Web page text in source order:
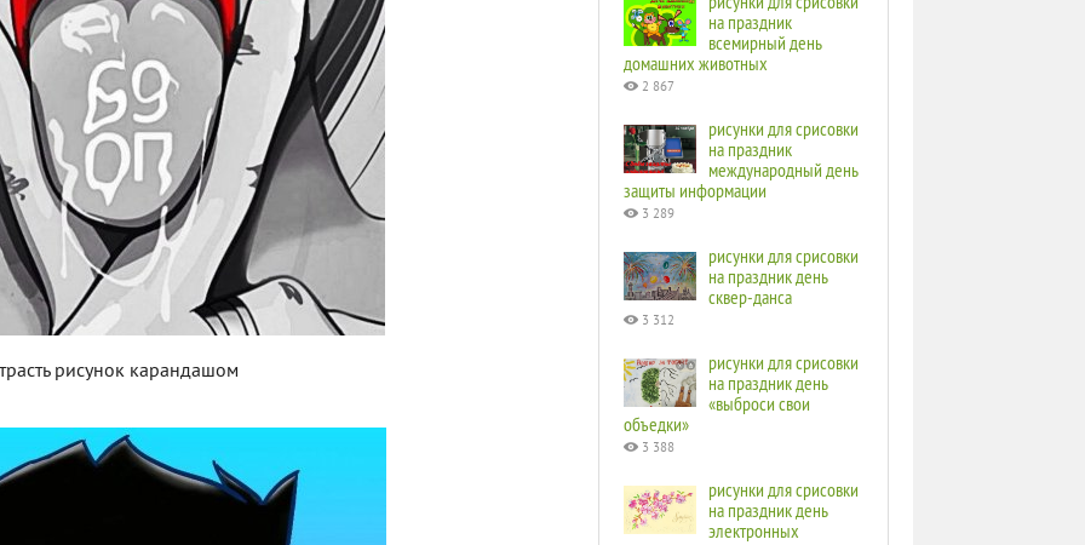
рисунок карандашом
на праздник
всемирный день
домашних животных
2 867
рисунки для срисовки
на праздник
международный день
защиты информации
3 289
рисунки для срисовки
на праздник день
сквер-данса
3 312
рисунки для срисовки
на праздник день
«выброси свои
объедки»
3 388
рисунки для срисовки
на праздник день
электронных